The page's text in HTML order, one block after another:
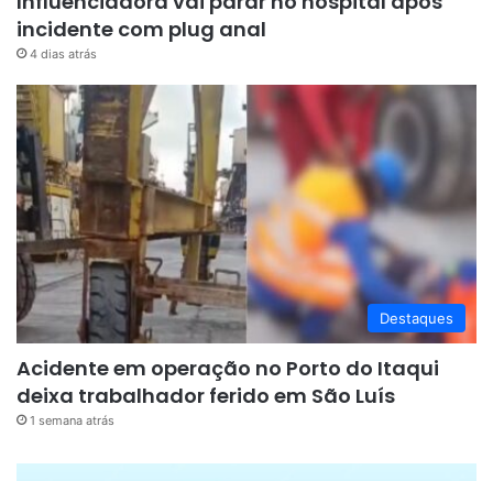
incidente com plug anal
4 dias atrás
Destaques
Acidente em operação no Porto do Itaqui
deixa trabalhador ferido em São Luís
1 semana atrás